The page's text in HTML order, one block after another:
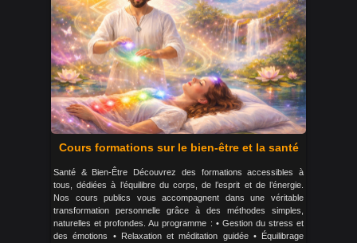
Cours formations sur le bien-être et la santé
Santé & Bien-Être Découvrez des formations accessibles à
tous, dédiées à l’équilibre du corps, de l’esprit et de l’énergie.
Nos cours publics vous accompagnent dans une véritable
transformation personnelle grâce à des méthodes simples,
naturelles et profondes. Au programme : • Gestion du stress et
des émotions • Relaxation et méditation guidée • Équilibrage